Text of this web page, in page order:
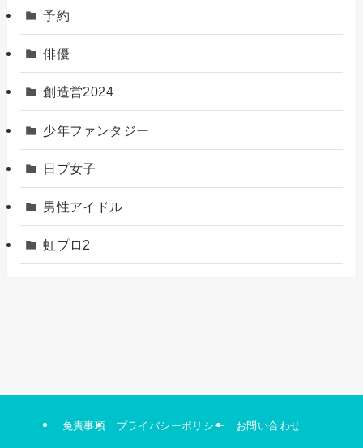
予約
俳優
創造営2024
少年ファンタジー
日プ女子
男性アイドル
虹プロ2
免責事項 プライバシーポリシー お問い合わせ